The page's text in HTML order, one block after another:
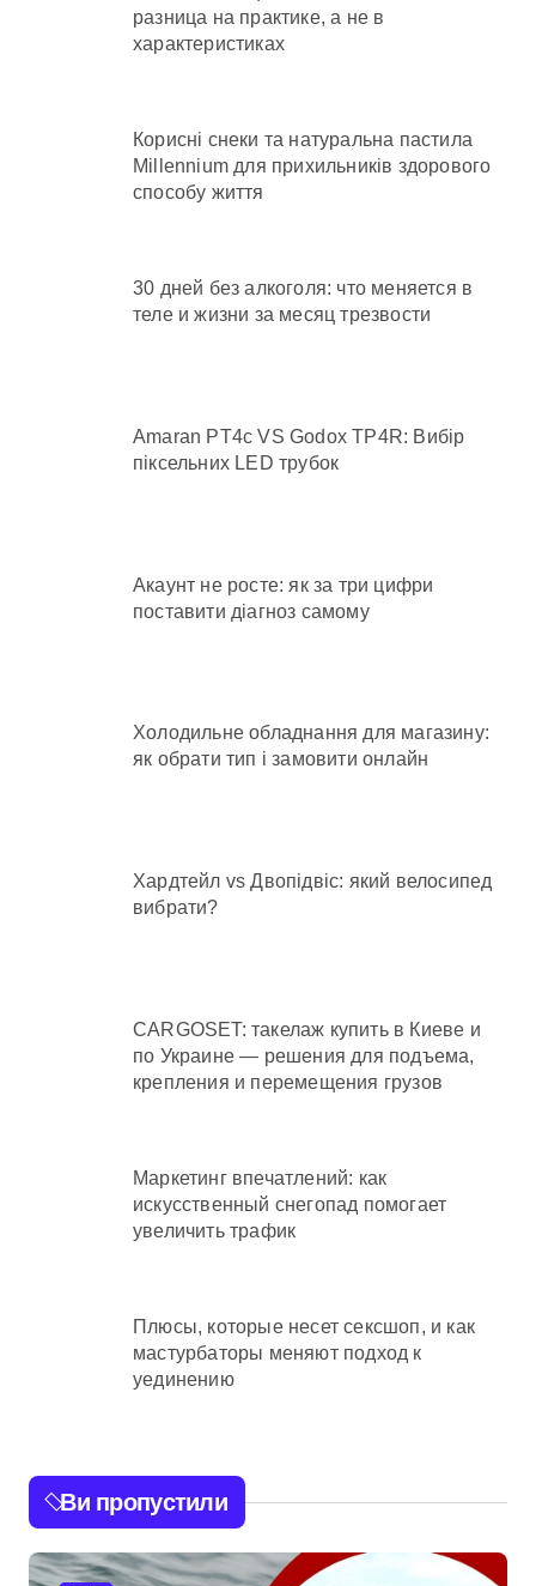
разница на практике, а не в
характеристиках
Корисні снеки та натуральна пастила
Millennium для прихильників здорового
способу життя
30 дней без алкоголя: что меняется в
теле и жизни за месяц трезвости
Amaran PT4c VS Godox TP4R: Вибір
піксельних LED трубок
Акаунт не росте: як за три цифри
поставити діагноз самому
Холодильне обладнання для магазину:
як обрати тип і замовити онлайн
Хардтейл vs Двопідвіс: який велосипед
вибрати?
CARGOSET: такелаж купить в Киеве и
по Украине — решения для подъема,
крепления и перемещения грузов
Маркетинг впечатлений: как
искусственный снегопад помогает
увеличить трафик
Плюсы, которые несет сексшоп, и как
мастурбаторы меняют подход к
уединению
Ви пропустили